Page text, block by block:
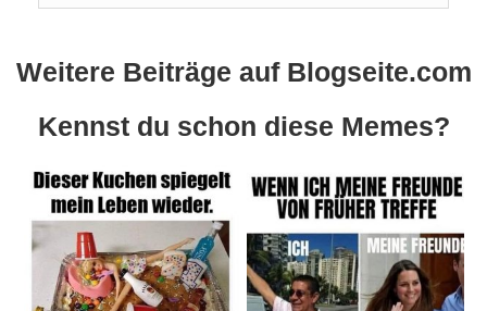
Weitere Beiträge auf Blogseite.com
Kennst du schon diese Memes?